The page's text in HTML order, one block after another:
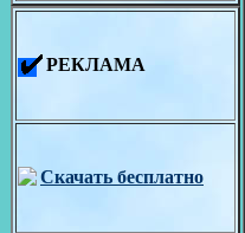
РЕКЛАМА
Скачать бесплатно